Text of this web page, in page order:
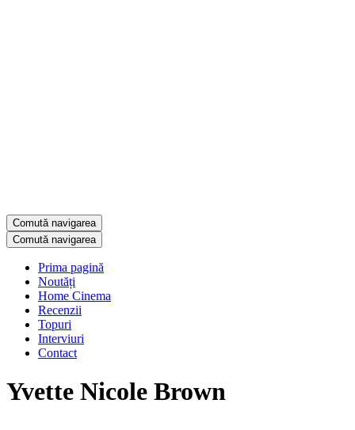
Comută navigarea
Comută navigarea
Prima pagină
Noutăți
Home Cinema
Recenzii
Topuri
Interviuri
Contact
Yvette Nicole Brown